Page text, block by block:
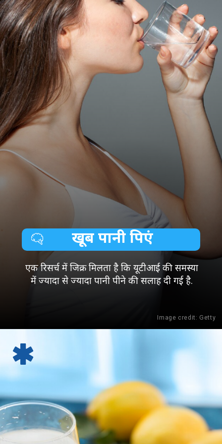
खूब पानी पिएं
एक रिसर्च में जिक्र मिलता है कि यूटीआई की समस्या
में ज्यादा से ज्यादा पानी पीने की सलाह दी गई है.
Image credit: Getty